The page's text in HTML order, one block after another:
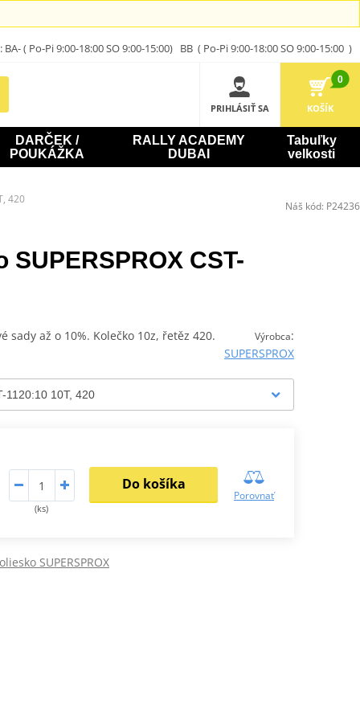
( Po-Pi 9:00-18:00 SO 9:00-15:00) BB ( Po-Pi 9:00-18:00 SO 9:00-15:00 )
PRIHLÁSIŤ SA
0
KOŠÍK
DARČEK /
POUKÁŽKA
RALLY ACADEMY
DUBAI
Tabuľky
velkosti
420
CST-
Výrobca:
SUPERSPROX
sady až o 10%. Kolečko 10z, řetěz 420.
(ks)
Do košíka
Porovnať
SUPERSPROX
Náš kód: P24236